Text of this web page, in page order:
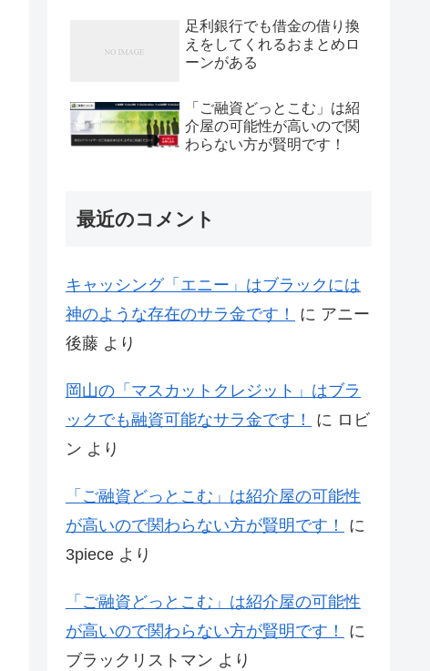
足利銀行でも借金の借り換
えをしてくれるおまとめロ
ーンがある
「ご融資どっとこむ」は紹
介屋の可能性が高いので関
わらない方が賢明です！
最近のコメント
キャッシング「エニー」はブラックには
神のような存在のサラ金です！
に アニー
後藤 より
岡山の「マスカットクレジット」はブラ
ックでも融資可能なサラ金です！
に ロビ
ン より
「ご融資どっとこむ」は紹介屋の可能性
が高いので関わらない方が賢明です！
に
3piece より
「ご融資どっとこむ」は紹介屋の可能性
が高いので関わらない方が賢明です！
に
ブラックリストマン より